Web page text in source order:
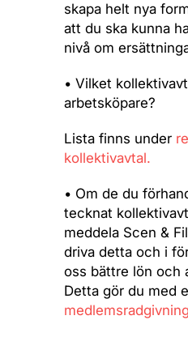
skapa helt nya
att du ska kunna
nivå om
• Vilket
arbetsköpare?
Lista finns under
kollektivavtal.
• Om de du
tecknat
meddela Scen &
driva detta och i
oss bättre lön och
Detta gör du med